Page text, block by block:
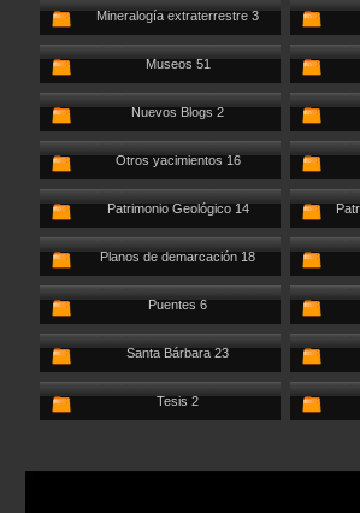
Mineralogía extraterrestre 3
Museos 51
Nuevos Blogs 2
Otros yacimientos 16
Patrimonio Geológico 14
Planos de demarcación 18
Puentes 6
Santa Bárbara 23
Tesis 2